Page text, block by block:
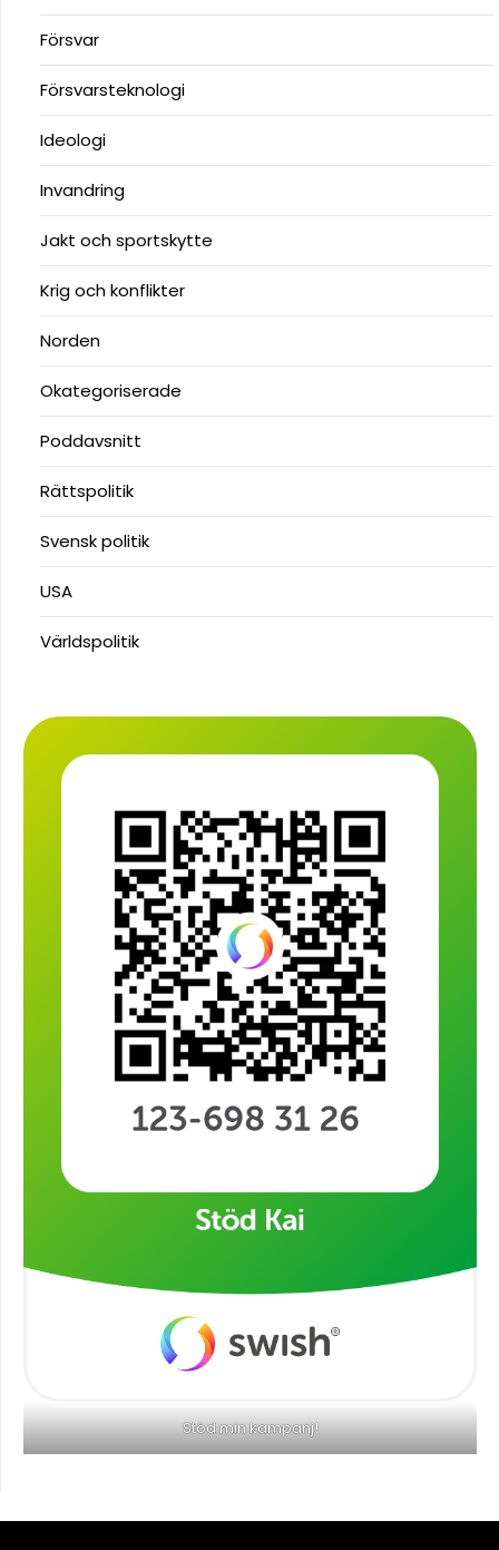
Försvar
Försvarsteknologi
Ideologi
Invandring
Jakt och sportskytte
Krig och konflikter
Norden
Okategoriserade
Poddavsnitt
Rättspolitik
Svensk politik
USA
Världspolitik
Stöd min kampanj!